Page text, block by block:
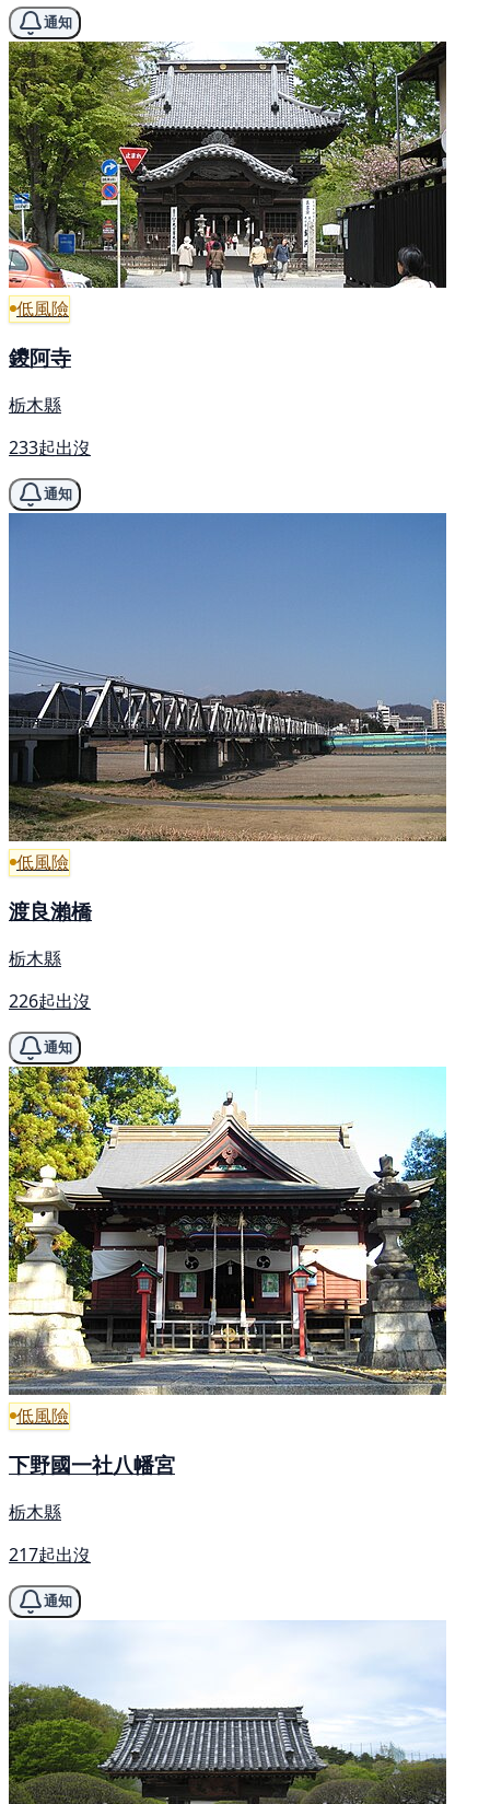
通知
低風險
鑁阿寺
栃木縣
233起出沒
通知
低風險
渡良瀨橋
栃木縣
226起出沒
通知
低風險
下野國一社八幡宮
栃木縣
217起出沒
通知